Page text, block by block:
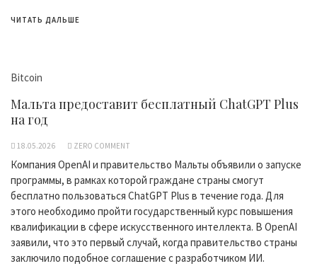
ЧИТАТЬ ДАЛЬШЕ
Bitcoin
Мальта предоставит бесплатный ChatGPT Plus
на год
18.05.2026 ZERO COMMENT
Компания OpenAI и правительство Мальты объявили о запуске
программы, в рамках которой граждане страны смогут
бесплатно пользоваться ChatGPT Plus в течение года. Для
этого необходимо пройти государственный курс повышения
квалификации в сфере искусственного интеллекта. В OpenAI
заявили, что это первый случай, когда правительство страны
заключило подобное соглашение с разработчиком ИИ.